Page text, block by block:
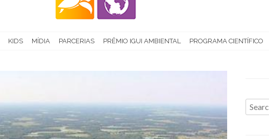
KIDS MÍDIA PARCERIAS PRÊMIO IGUI AMBIENTAL PROGRAMA CIENTÍFICO
Search
for: